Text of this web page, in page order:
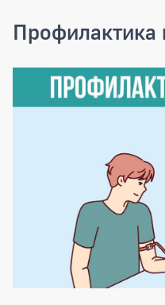
Профилактика
Профилактика